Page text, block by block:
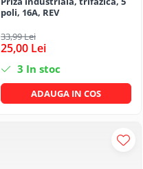
poli, 16A, REV
33,99 Lei
25,00 Lei
3 In stoc
ADAUGA IN COS